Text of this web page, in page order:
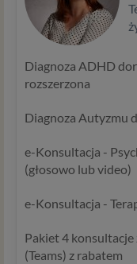
Diagnoza ADHD
rozszerzona
Diagnoza Autyzmu
e-Konsultacja -
(głosowo lub video)
e-Konsultacja -
Pakiet 4 konsultacje
(Teams) z rabatem